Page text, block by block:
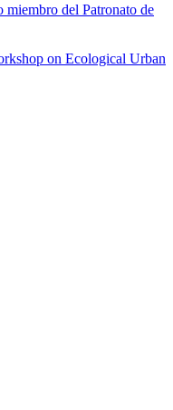
miembro del Patronato de
on Ecological Urban